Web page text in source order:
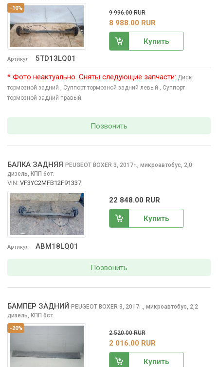
-10%
Артикул 5TD13LQ01
9 996.00 RUR
8 988.00 RUR
Купить
* Фото неактуально. Сняты следующие запчасти: Диск
тормозной задний , Суппорт тормозной задний левый , Суппорт
тормозной задний правый
Позвонить
Артикул ABM18LQ01
БАЛКА ЗАДНЯЯ PEUGEOT BOXER 3, 2017г. микроавтобус, 2,0
дизель, КПП 6ст.
VIN: VF3YC2MFB12F91337
22 848.00 RUR
Купить
Позвонить
-20%
БАМПЕР ЗАДНИЙ PEUGEOT BOXER 3, 2017г., микроавтобус, 2,2
дизель, КПП 6ст.
2 520.00 RUR
2 016.00 RUR
Купить